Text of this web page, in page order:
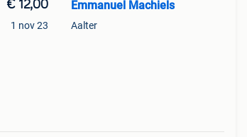
€ 12,00
1 nov 23
Emmanuel Machiels
Aalter